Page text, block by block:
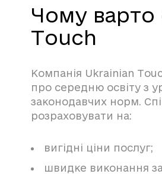
Чому варто
Touch
Компанія Ukrainian
про середню освіту з
законодавчих норм.
розраховувати на:
вигідні ціни послуг;
швидке виконання